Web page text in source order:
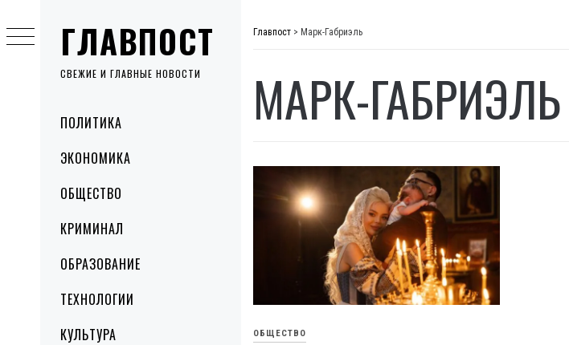
ГЛАВПОСТ
СВЕЖИЕ И ГЛАВНЫЕ НОВОСТИ
MenuПОЛИТИКА
ЭКОНОМИКА
ОБЩЕСТВО
КРИМИНАЛ
ОБРАЗОВАНИЕ
ТЕХНОЛОГИИ
КУЛЬТУРА
to
content
Главпост > Марк-Габриэль
МАРК-ГАБРИЭЛЬ
ОБЩЕСТВО